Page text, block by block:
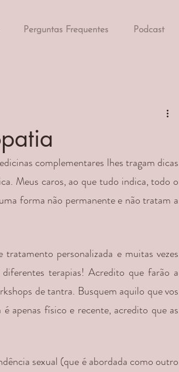
Perguntas Frequentes Podcast
complementares lhes tragam dicas
Meus caros, ao que tudo indica, todo o
forma não permanente e não tratam a
personalizada e muitas vezes
terapias! Acredito que farão a
de tantra. Busquem aquilo que vos
apenas físico e recente, acredito que as
sexual (que é abordada como outro